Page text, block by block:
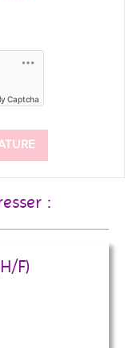
Captcha
:
F)